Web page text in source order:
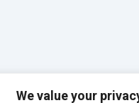
We value your